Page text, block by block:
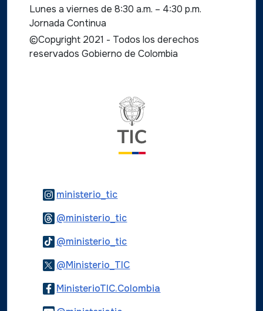
Lunes a viernes de 8:30 a.m. – 4:30 p.m.
Jornada Continua
©Copyright 2021 - Todos los derechos
reservados Gobierno de Colombia
ministerio_ticLogo Instagram
@ministerio_ticLogo Threads
@ministerio_ticLogo Tiktok
@Ministerio_TICLogo Twitter
MinisterioTIC.Colombia